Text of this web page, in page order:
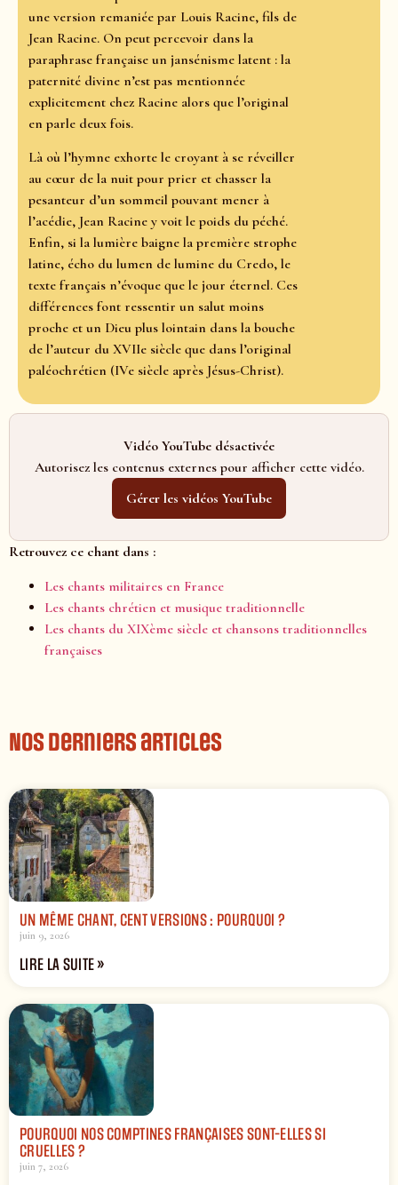
une version remaniée par Louis Racine, fils de
Jean Racine. On peut percevoir dans la
paraphrase française un jansénisme latent : la
paternité divine n’est pas mentionnée
explicitement chez Racine alors que l’original
en parle deux fois.
Là où l’hymne exhorte le croyant à se réveiller
au cœur de la nuit pour prier et chasser la
pesanteur d’un sommeil pouvant mener à
l’acédie, Jean Racine y voit le poids du péché.
Enfin, si la lumière baigne la première strophe
latine, écho du lumen de lumine du Credo, le
texte français n’évoque que le jour éternel. Ces
différences font ressentir un salut moins
proche et un Dieu plus lointain dans la bouche
de l’auteur du XVIIe siècle que dans l’original
paléochrétien (IVe siècle après Jésus-Christ).
Vidéo YouTube désactivée
Autorisez les contenus externes pour afficher cette vidéo.
Gérer les vidéos YouTube
Retrouvez ce chant dans :
Les chants militaires en France
Les chants chrétien et musique traditionnelle
Les chants du XIXème siècle et chansons traditionnelles
françaises
Nos derniers articles
UN MÊME CHANT, CENT VERSIONS : POURQUOI ?
juin 9, 2026
LIRE LA SUITE »
POURQUOI NOS COMPTINES FRANÇAISES SONT-ELLES SI
CRUELLES ?
juin 7, 2026